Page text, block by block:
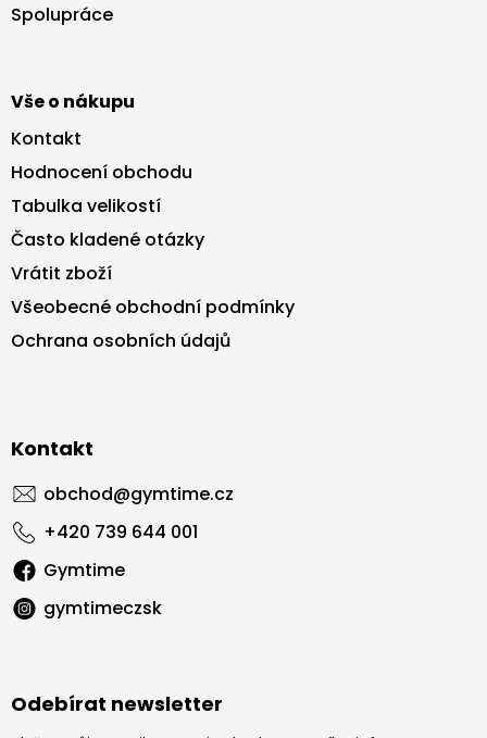
Spolupráce
Vše o nákupu
Kontakt
Hodnocení obchodu
Tabulka velikostí
Často kladené otázky
Vrátit zboží
Všeobecné obchodní podmínky
Ochrana osobních údajů
Kontakt
obchod@gymtime.cz
+420 739 644 001
Gymtime
gymtimeczsk
Odebírat newsletter